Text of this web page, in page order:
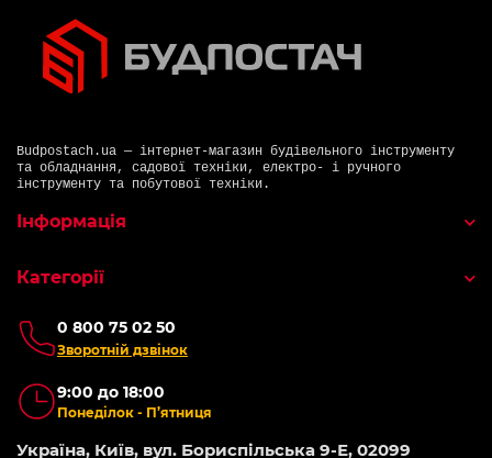
Budpostach.ua — інтернет-магазин будівельного інструменту
та обладнання, садової техніки, електро- і ручного
інструменту та побутової техніки.
0 800 75 02 50
Зворотній дзвінок
9:00 до 18:00
Понеділок - П’ятниця
Україна, Київ, вул. Бориспільська 9-Е, 02099
Інформація
Категорії